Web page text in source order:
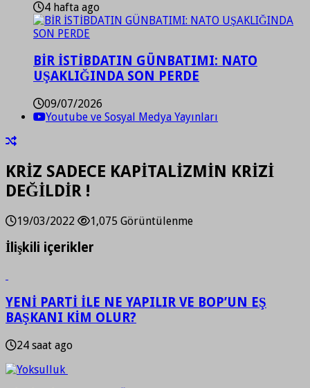
4 hafta ago
BİR İSTİBDATIN GÜNBATIMI: NATO
UŞAKLIĞINDA SON PERDE
09/07/2026
Youtube ve Sosyal Medya Yayınları
KRİZ SADECE KAPİTALİZMİN KRİZİ
DEĞİLDİR !
19/03/2022 1,075 Görüntülenme
İlişkili içerikler
YENİ PARTİ İLE NE YAPILIR VE BOP’UN EŞ
BAŞKANI KİM OLUR?
24 saat ago